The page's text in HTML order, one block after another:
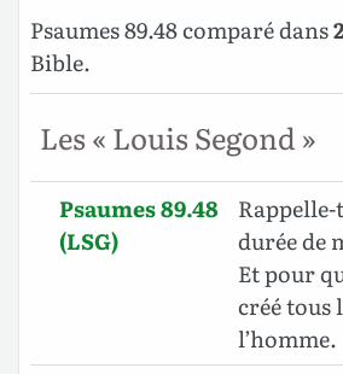
Psaumes 89.48 comparé dans
Bible.
Les « Louis Segond »
Psaumes 89.48
(LSG)
Rappelle-
durée de
Et pour
créé tous
l’homme.